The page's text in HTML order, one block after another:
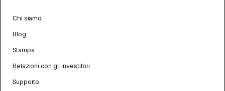
Chi siamo
Blog
Stampa
Relazioni con gli investitori
Supporto